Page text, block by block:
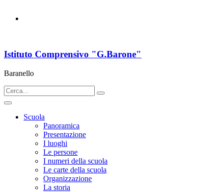
Istituto Comprensivo "G.Barone"
Baranello
Scuola
Panoramica
Presentazione
I luoghi
Le persone
I numeri della scuola
Le carte della scuola
Organizzazione
La storia